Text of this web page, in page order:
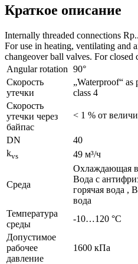
Краткое описание
Internally threaded connections
For use in heating, ventilating and
changeover ball valves. For closed
Angular rotation 90°
Скорость
утечки
„Waterproof“
class 4
Скорость
утечки через
байпас
< 1 % от
DN
40
kvs 49 м³/ч
Среда
Охлаждающая
Bодa с
горячая вода ,
вода
Температура
среды
-10…120 °C
Допустимое
рабочее
давление
1600 кПа